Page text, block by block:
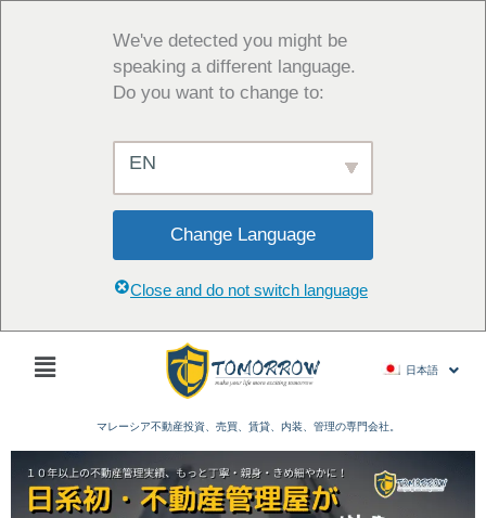
We've detected you might be
speaking a different language.
Do you want to change to:
EN
Change Language
Close and do not switch language
Main
日本語
マレーシア不動産投資、売買、賃貸、内装、管理の専門会社。